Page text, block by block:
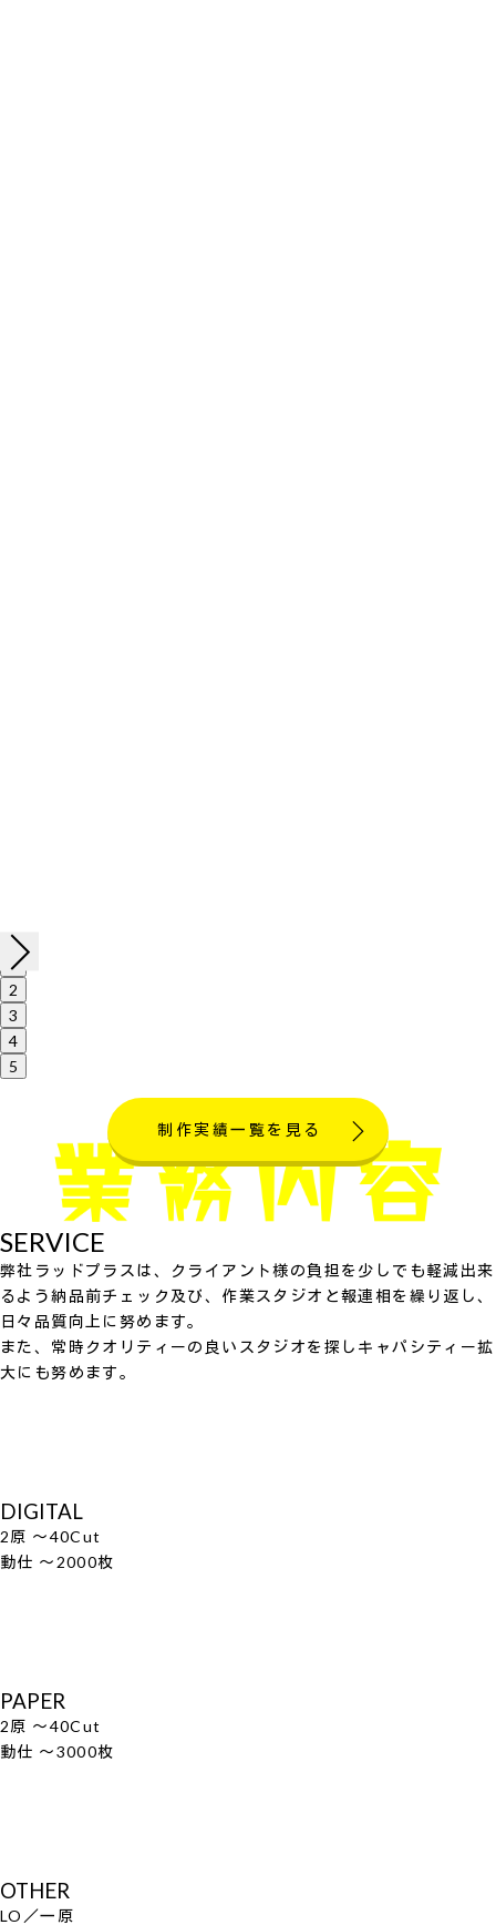
1
2
3
4
5
制作実績一覧を見る
SERVICE
弊社ラッドプラスは、クライアント様の負担を少しでも軽減出来
るよう納品前チェック及び、作業スタジオと報連相を繰り返し、
日々品質向上に努めます。
また、常時クオリティーの良いスタジオを探しキャパシティー拡
大にも努めます。
DIGITAL
2原 ～40Cut
動仕 ～2000枚
PAPER
2原 ～40Cut
動仕 ～3000枚
OTHER
LO／一原